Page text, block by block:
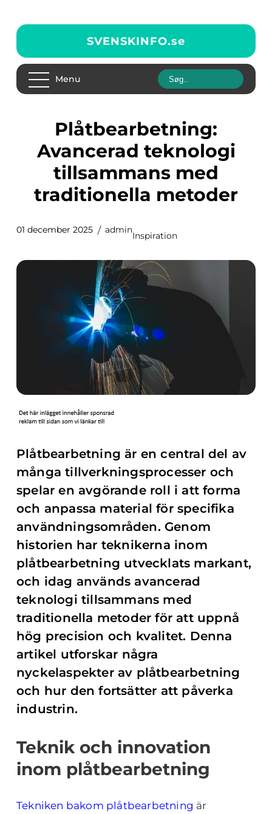
SVENSKINFO.se
Menu
Plåtbearbetning:
Avancerad teknologi
tillsammans med
traditionella metoder
01 december 2025 admin
Inspiration
Plåtbearbetning är en central del av
många tillverkningsprocesser och
spelar en avgörande roll i att forma
och anpassa material för specifika
användningsområden. Genom
historien har teknikerna inom
plåtbearbetning utvecklats markant,
och idag används avancerad
teknologi tillsammans med
traditionella metoder för att uppnå
hög precision och kvalitet. Denna
artikel utforskar några
nyckelaspekter av plåtbearbetning
och hur den fortsätter att påverka
industrin.
Teknik och innovation
inom plåtbearbetning
Tekniken bakom plåtbearbetning är